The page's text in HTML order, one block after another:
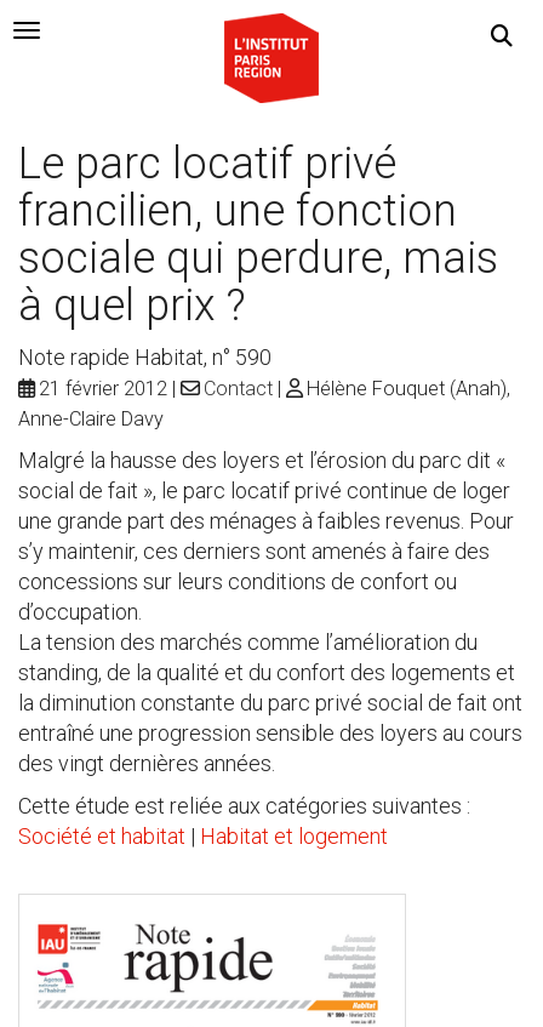
Navigation Toggle
Le parc locatif privé
francilien, une fonction
sociale qui perdure, mais
à quel prix ?
Note rapide Habitat, n° 590
21 février 2012 Contact
Hélène Fouquet (Anah),
Anne-Claire Davy
Malgré la hausse des loyers et l’érosion du parc dit «
social de fait », le parc locatif privé continue de loger
une grande part des ménages à faibles revenus. Pour
s’y maintenir, ces derniers sont amenés à faire des
concessions sur leurs conditions de confort ou
d’occupation.
La tension des marchés comme l’amélioration du
standing, de la qualité et du confort des logements et
la diminution constante du parc privé social de fait ont
entraîné une progression sensible des loyers au cours
des vingt dernières années.
Cette étude est reliée aux catégories suivantes :
Société et habitat | Habitat et logement